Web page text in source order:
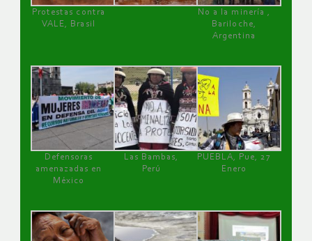
Protestas contra
VALE, Brasil
No a la minería ,
Bariloche,
Argentina
Defensoras
amenazadas en
México
Las Bambas,
Perú
PUEBLA, Pue, 27
Enero